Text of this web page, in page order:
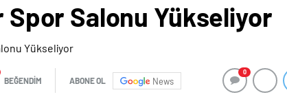
Spor Salonu Yükseliyor
BEĞENDİM ABONE OL News
0